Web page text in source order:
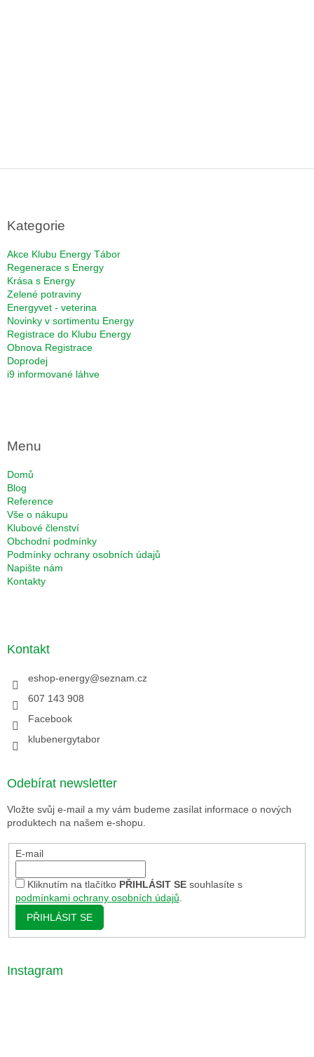
Kategorie
Akce Klubu Energy Tábor
Regenerace s Energy
Krása s Energy
Zelené potraviny
Energyvet - veterina
Novinky v sortimentu Energy
Registrace do Klubu Energy
Obnova Registrace
Doprodej
i9 informované láhve
Menu
Domů
Blog
Reference
Vše o nákupu
Klubové členství
Obchodní podmínky
Podmínky ochrany osobních údajů
Napište nám
Kontakty
Kontakt
eshop-energy@seznam.cz
607 143 908
Facebook
klubenergytabor
Odebírat newsletter
Vložte svůj e-mail a my vám budeme zasílat informace o nových
produktech na našem e-shopu.
E-mail
Kliknutím na tlačítko PŘIHLÁSIT SEsouhlasíte s
podmínkami ochrany osobních údajů
PŘIHLÁSIT SE
Instagram